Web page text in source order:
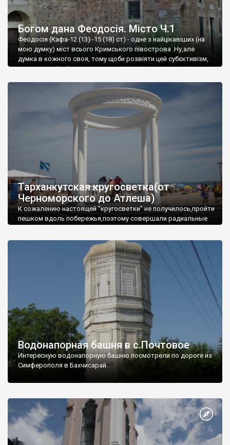
Богом дана Феодосія. Місто Ч.1
Феодосія (Кафа-12 (13) -15 (18) ст) - одне з найцікавіших (на
мою думку) міст всього Кримського півострова .Ну,але
думка в кожного своя, тому щоби розвіяти цей субєктивізм,
запрошую відвідати це
Тарханкутская кругосветка(от
Черноморского до Атлеша)
К сожалению настоящей "кругосветки" не получилось,пройти
пешком вдоль побережья,поэтому совершали радиальные
Водонапорная башня в с.Почтовое
Интересную водонапорную башню посмотрели по дороге из
Симферополя в Бахчисарай.